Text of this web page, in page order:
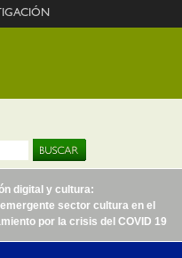
digital y cultura:
sector cultura en el
por la crisis del COVID 19